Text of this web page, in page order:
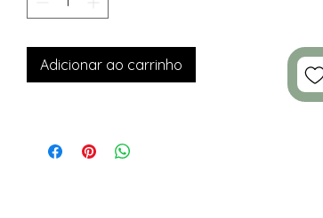
Adicionar ao carrinho